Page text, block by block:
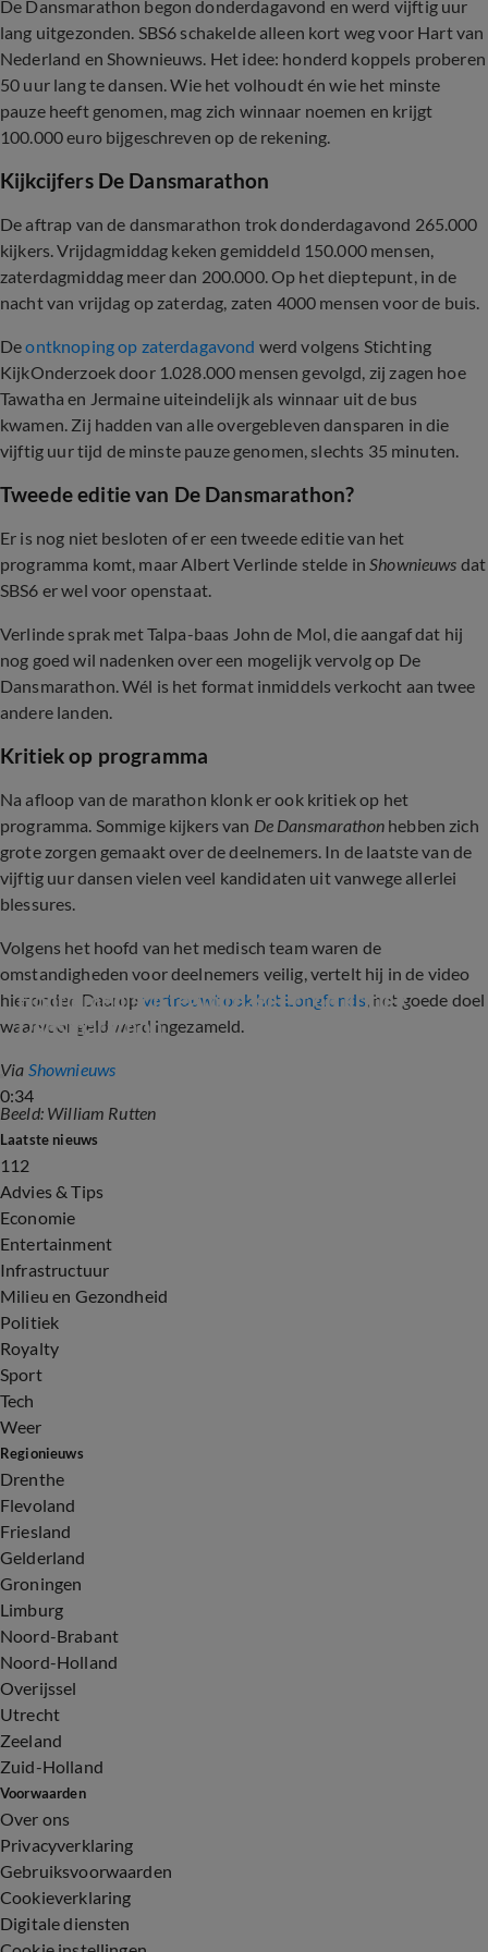
De Dansmarathon begon donderdagavond en werd vijftig uur
lang uitgezonden. SBS6 schakelde alleen kort weg voor Hart van
Nederland en Shownieuws. Het idee: honderd koppels proberen
50 uur lang te dansen. Wie het volhoudt én wie het minste
pauze heeft genomen, mag zich winnaar noemen en krijgt
100.000 euro bijgeschreven op de rekening.
Kijkcijfers De Dansmarathon
De aftrap van de dansmarathon trok donderdagavond 265.000
kijkers. Vrijdagmiddag keken gemiddeld 150.000 mensen,
zaterdagmiddag meer dan 200.000. Op het dieptepunt, in de
nacht van vrijdag op zaterdag, zaten 4000 mensen voor de buis.
Deontknoping op zaterdagavond werd volgens Stichting
KijkOnderzoek door 1.028.000 mensen gevolgd, zij zagen hoe
Tawatha en Jermaine uiteindelijk als winnaar uit de bus
kwamen. Zij hadden van alle overgebleven dansparen in die
vijftig uur tijd de minste pauze genomen, slechts 35 minuten.
Tweede editie van De Dansmarathon?
Er is nog niet besloten of er een tweede editie van het
programma komt, maar Albert Verlinde stelde inShownieuws dat
SBS6 er wel voor openstaat.
Verlinde sprak met Talpa-baas John de Mol, die aangaf dat hij
nog goed wil nadenken over een mogelijk vervolg op De
Dansmarathon. Wél is het format inmiddels verkocht aan twee
andere landen.
Kritiek op programma
Na afloop van de marathon klonk er ook kritiek op het
programma. Sommige kijkers van De Dansmarathonhebben zich
grote zorgen gemaakt over de deelnemers. In de laatste van de
vijftig uur dansen vielen veel kandidaten uit vanwege allerlei
blessures.
Volgens het hoofd van het medisch team waren de
omstandigheden voor deelnemers veilig, vertelt hij in de video
hieronder. Daarop vertrouwt ook het Longfonds, het goede doel
waarvoor geld werd ingezameld.
0:34
Hoofd medisch team reageert op kritiek
Dansmarathon
Via Shownieuws
Beeld: William Rutten
Laatste nieuws
112
Advies & Tips
Economie
Entertainment
Infrastructuur
Milieu en Gezondheid
Politiek
Royalty
Sport
Tech
Weer
Regionieuws
Drenthe
Flevoland
Friesland
Gelderland
Groningen
Limburg
Noord-Brabant
Noord-Holland
Overijssel
Utrecht
Zeeland
Zuid-Holland
Voorwaarden
Over ons
Privacyverklaring
Gebruiksvoorwaarden
Cookieverklaring
Digitale diensten